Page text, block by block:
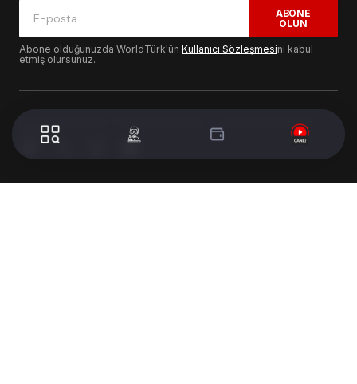
ABONE
OLUN
Abone olduğunuzda WorldTürk'ün Kullanıcı Sözleşmesini kabul
etmiş olursunuz.
© 2024 WorldTurk. Tüm Hakları Saklıdır. - Tasarım & Geliştirme :
Volion's